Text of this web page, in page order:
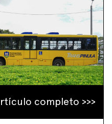
completo >>>